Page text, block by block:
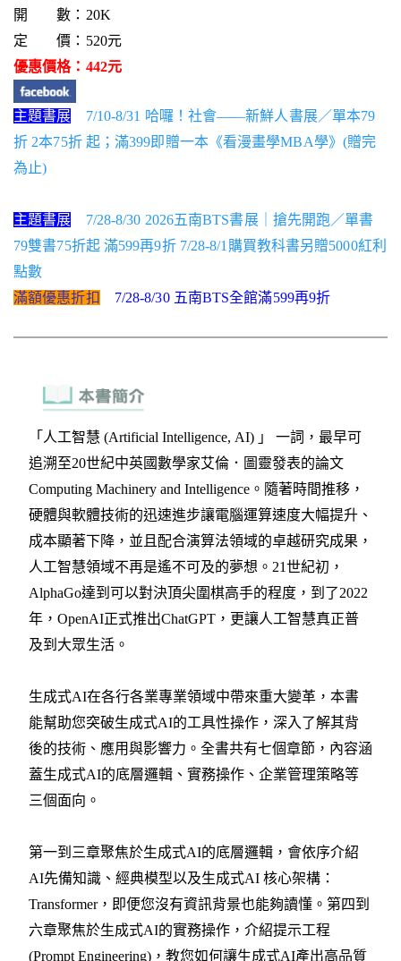
開 數：20K
定 價：520元
優惠價格：442元
主題書展
7/10-8/31 哈囉！社會——新鮮人書展／單本79
折 2本75折 起；滿399即贈一本《看漫畫學MBA學》(贈完
為止)
主題書展
7/28-8/30 2026五南BTS書展｜搶先開跑／單書
79雙書75折起 滿599再9折 7/28-8/1購買教科書另贈5000紅利
點數
滿額優惠折扣
7/28-8/30 五南BTS全館滿599再9折